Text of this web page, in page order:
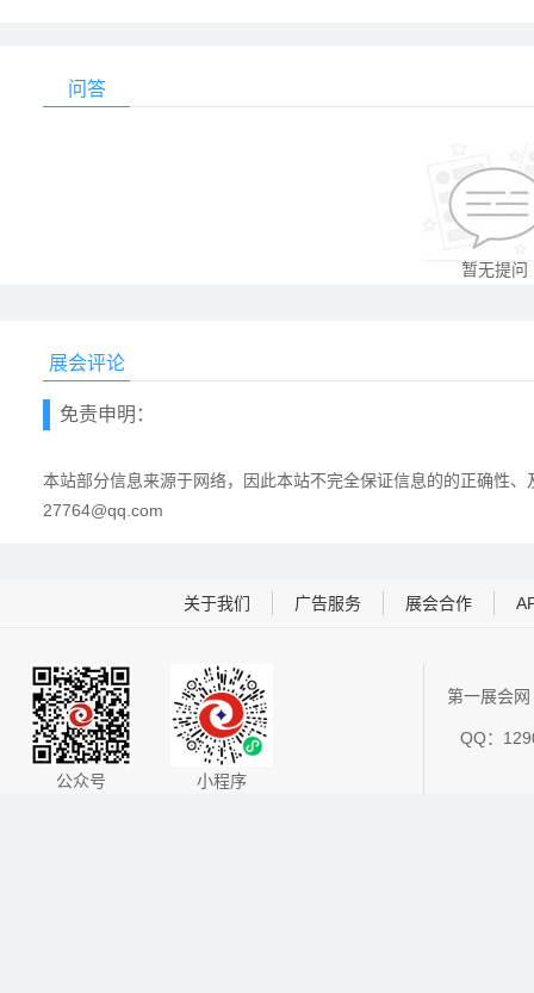
问答
暂无提问
展会评论
免责申明：
本站部分信息来源于网络，因此本站不完全保证信息的的正确性
27764@qq.com
关于我们 广告服务 展会合作
公众号 小程序
第一展会
QQ：